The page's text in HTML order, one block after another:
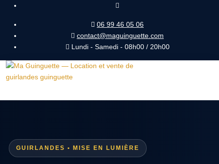
06 99 46 05 06
contact@maguinguette.com
Lundi - Samedi - 08h00 / 20h00
GUIRLANDES • MISE EN LUMIÈRE